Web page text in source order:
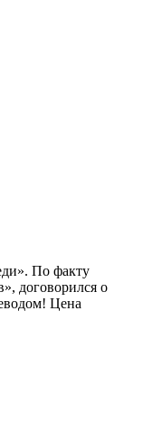
По факту
договорился о
Цена